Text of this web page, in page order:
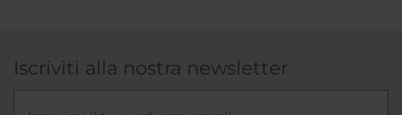
Iscriviti alla nostra newsletter